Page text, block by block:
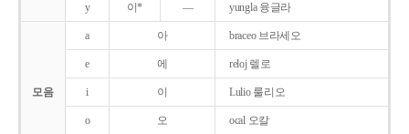
y 이* ― yungla 융글라
모음
a 아 braceo 브라세오
e 에 reloj 렐로
i 이 Lulio 룰리오
o 오 ocal 오칼